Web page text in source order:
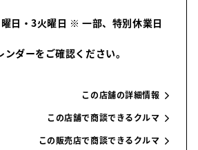
日・3火曜日 ※ 一部、特別休業日
ダーをご確認ください。
この店舗の詳細情報
この店舗で商談できるクルマ
この販売店で商談できるクルマ